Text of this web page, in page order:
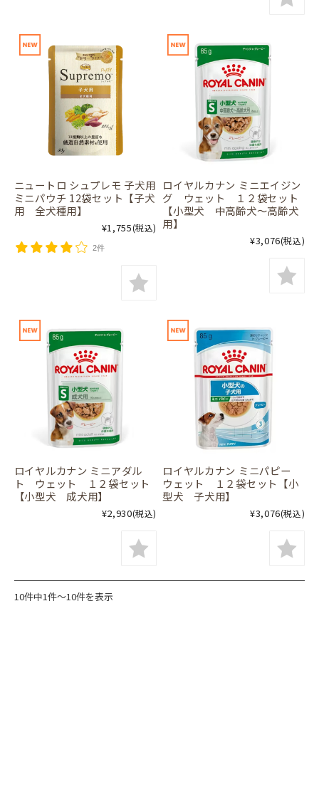
ニュートロ シュプレモ 子犬用
ミニパウチ 12袋セット【子犬
用 全犬種用】
¥1,755(税込)
2件
ロイヤルカナン ミニエイジン
グ ウェット １２袋セット
【小型犬 中高齢犬～高齢犬
用】
¥3,076(税込)
ロイヤルカナン ミニアダル
ト ウェット １２袋セット
【小型犬 成犬用】
¥2,930(税込)
ロイヤルカナン ミニパピー
ウェット １２袋セット【小
型犬 子犬用】
¥3,076(税込)
10件中1件～10件を表示